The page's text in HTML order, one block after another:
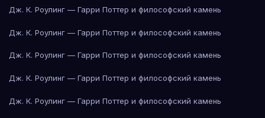
Дж. К. Роулинг — Гарри Поттер и философский камень
Дж. К. Роулинг — Гарри Поттер и философский камень
Дж. К. Роулинг — Гарри Поттер и философский камень
Дж. К. Роулинг — Гарри Поттер и философский камень
Дж. К. Роулинг — Гарри Поттер и философский камень